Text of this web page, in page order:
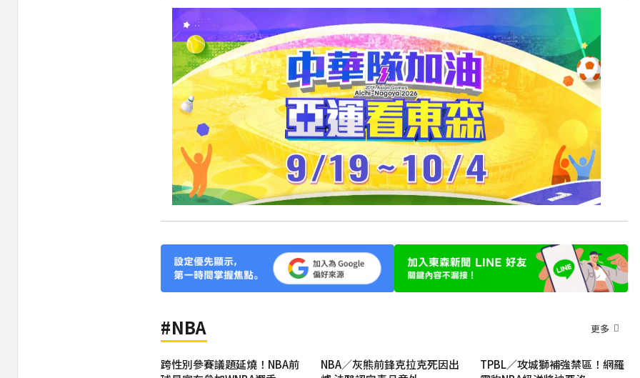
#NBA 更多
跨性別參賽議題延燒！NBA前
NBA／灰熊前鋒克拉克死因出
TPBL／攻城獅補強禁區！網羅